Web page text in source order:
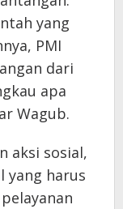
yang
PMI
dari
apa
Wagub.
aksi sosial,
yang harus